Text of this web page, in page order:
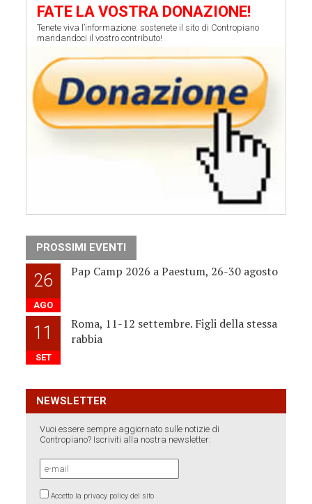
FATE LA VOSTRA DONAZIONE!
Tenete viva l’informazione: sostenete il sito di Contropiano
mandandoci il vostro contributo!
PROSSIMI EVENTI
26
AGO
Pap Camp 2026 a Paestum, 26-30 agosto
11
SET
Roma, 11-12 settembre. Figli della stessa
rabbia
NEWSLETTER
Vuoi essere sempre aggiornato sulle notizie di
Contropiano? Iscriviti alla nostra newsletter:
Accetto la privacy policy del sito